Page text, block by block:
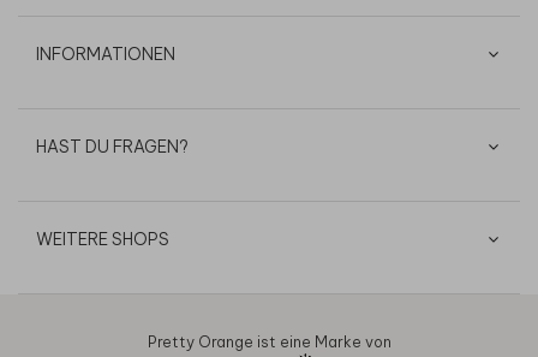
INFORMATIONEN
HAST DU FRAGEN?
WEITERE SHOPS
Pretty Orange ist eine Marke von